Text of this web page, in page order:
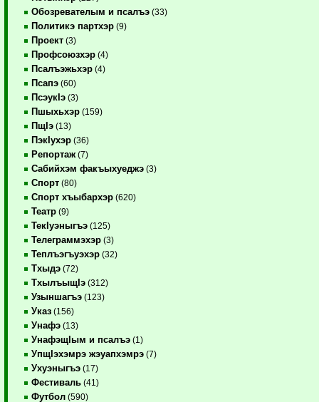
Обозревателым и псалъэ (33)
Политикэ партхэр (9)
Проект (3)
Профсоюзхэр (4)
Псалъэжьхэр (4)
Псапэ (60)
ПсэукIэ (3)
Пшыхьхэр (159)
ПщIэ (13)
ПэкIухэр (36)
Репортаж (7)
Сабийхэм факъыхуеджэ (3)
Спорт (80)
Спорт хъыбархэр (620)
Театр (9)
ТекIуэныгъэ (125)
Телеграммэхэр (3)
Теплъэгъуэхэр (32)
Тхыдэ (72)
ТхылъыщIэ (312)
Узыншагъэ (123)
Указ (156)
Унафэ (13)
УнафэщIым и псалъэ (1)
УпщIэхэмрэ жэуапхэмрэ (7)
Ухуэныгъэ (17)
Фестиваль (41)
Футбол (590)